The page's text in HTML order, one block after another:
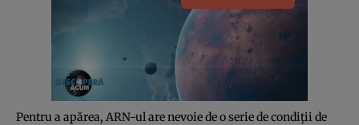
Pentru a apărea, ARN-ul are nevoie de o serie de condiţii de